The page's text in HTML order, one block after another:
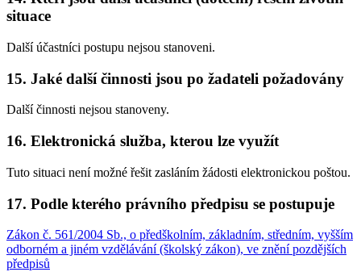
situace
Další účastníci postupu nejsou stanoveni.
15. Jaké další činnosti jsou po žadateli požadovány
Další činnosti nejsou stanoveny.
16. Elektronická služba, kterou lze využít
Tuto situaci není možné řešit zasláním žádosti elektronickou poštou.
17. Podle kterého právního předpisu se postupuje
Zákon č. 561/2004 Sb., o předškolním, základním, středním, vyšším
odborném a jiném vzdělávání (školský zákon), ve znění pozdějších
předpisů